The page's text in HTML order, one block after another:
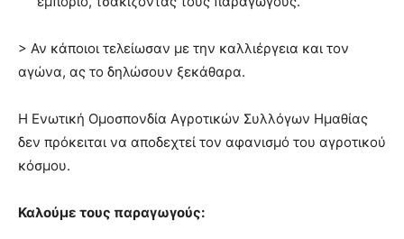
> Αν κάποιοι τελείωσαν με την καλλιέργεια και τον
αγώνα, ας το δηλώσουν ξεκάθαρα.
Η Ενωτική Ομοσπονδία Αγροτικών Συλλόγων Ημαθίας
δεν πρόκειται να αποδεχτεί τον αφανισμό του αγροτικού
κόσμου.
Καλούμε τους παραγωγούς: